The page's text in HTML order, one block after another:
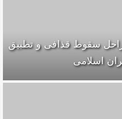
سقوط قذافی و تطبیق
اسلامی